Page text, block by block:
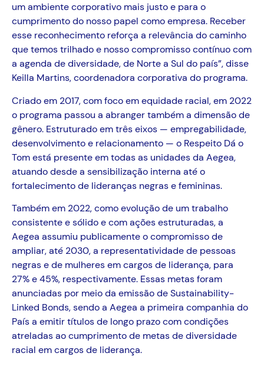
um ambiente corporativo mais justo e para o
cumprimento do nosso papel como empresa. Receber
esse reconhecimento reforça a relevância do caminho
que temos trilhado e nosso compromisso contínuo com
a agenda de diversidade, de Norte a Sul do país”, disse
Keilla Martins, coordenadora corporativa do programa.
Criado em 2017, com foco em equidade racial, em 2022
o programa passou a abranger também a dimensão de
gênero. Estruturado em três eixos — empregabilidade,
desenvolvimento e relacionamento — o Respeito Dá o
Tom está presente em todas as unidades da Aegea,
atuando desde a sensibilização interna até o
fortalecimento de lideranças negras e femininas.
Também em 2022, como evolução de um trabalho
consistente e sólido e com ações estruturadas, a
Aegea assumiu publicamente o compromisso de
ampliar, até 2030, a representatividade de pessoas
negras e de mulheres em cargos de liderança, para
27% e 45%, respectivamente. Essas metas foram
anunciadas por meio da emissão de Sustainability-
Linked Bonds, sendo a Aegea a primeira companhia do
País a emitir títulos de longo prazo com condições
atreladas ao cumprimento de metas de diversidade
racial em cargos de liderança.